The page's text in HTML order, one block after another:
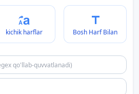
kichik harflar Bosh Harf Bilan